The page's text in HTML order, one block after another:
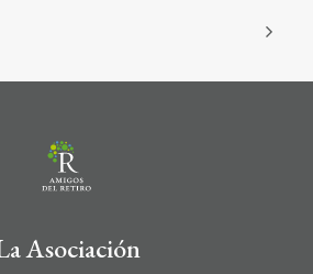
Asociación